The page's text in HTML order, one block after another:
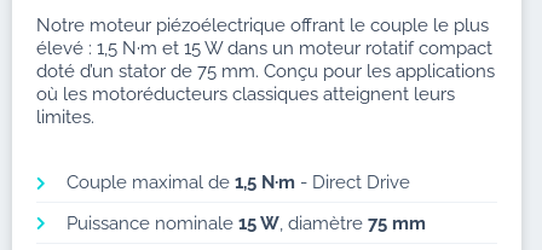
Notre moteur piézoélectrique offrant le couple le plus
élevé : 1,5 N·m et 15 W dans un moteur rotatif compact
doté d’un stator de 75 mm. Conçu pour les applications
où les motoréducteurs classiques atteignent leurs
limites.
Couple maximal de 1,5 N·m - Direct Drive
Puissance nominale 15 W, diamètre 75 mm